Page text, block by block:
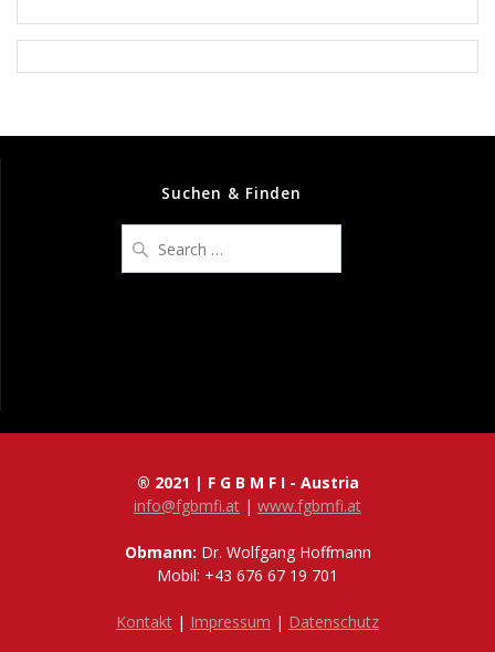
Suchen & Finden
for:
® 2021 | F G B M F I - Austria
info@fgbmfi.at | www.fgbmfi.at
Obmann: Dr. Wolfgang Hoffmann
Mobil: +43 676 67 19 701
Kontakt | Impressum | Datenschutz